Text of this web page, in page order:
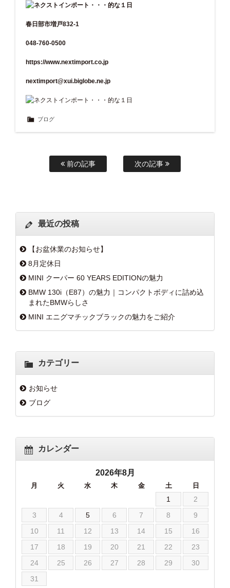
春日部市増戸832-1
048-760-0500
https://www.nextimport.co.jp
nextimport@xui.biglobe.ne.jp
ブログ
前の記事 次の記事
最近の投稿
【お盆休業のお知らせ】
8月定休日
MINI クーパー 60 YEARS EDITIONの魅力
BMW 130i（E87）の魅力｜コンパクトボディに詰め込
まれたBMWらしさ
MINI エニグマチックブラックの魅力をご紹介
カテゴリー
お知らせ
ブログ
カレンダー
2026年8月
月 火 水 木 金 土 日
1
2
3
4 5 6 7 8
9
10
11 12 13 14 15
16
17
18 19 20 21 22
23
24
25 26 27 28 29
30
31